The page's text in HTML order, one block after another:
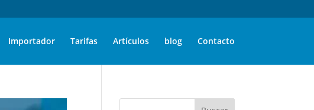
Importador Tarifas Artículos blog Contacto